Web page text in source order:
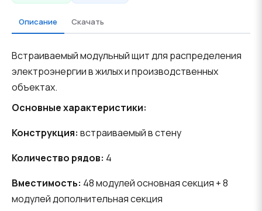
Описание Скачать
Встраиваемый модульный щит для распределения
электроэнергии в жилых и производственных
объектах.
Основные характеристики:
Конструкция: встраиваемый в стену
Количество рядов: 4
Вместимость: 48 модулей основная секция + 8
модулей дополнительная секция